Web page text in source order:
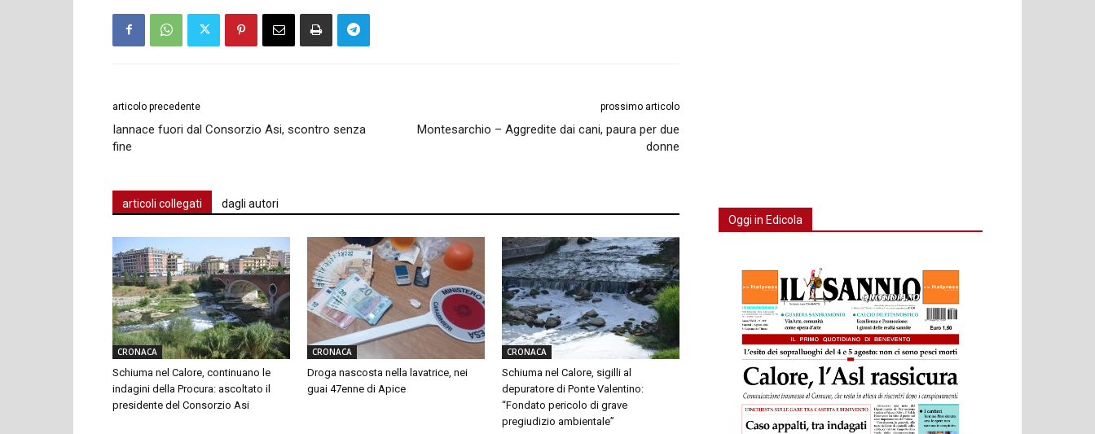
articolo precedente
Iannace fuori dal Consorzio Asi, scontro senza
fine
prossimo articolo
Montesarchio – Aggredite dai cani, paura per due
donne
articoli collegati dagli autori
CRONACA
Schiuma nel Calore, continuano le
indagini della Procura: ascoltato il
presidente del Consorzio Asi
CRONACA
Droga nascosta nella lavatrice, nei
guai 47enne di Apice
CRONACA
Schiuma nel Calore, sigilli al
depuratore di Ponte Valentino:
“Fondato pericolo di grave
pregiudizio ambientale”
Oggi in Edicola